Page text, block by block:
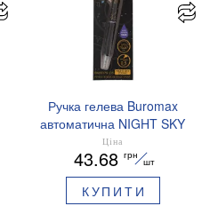
Ручка гелева Buromax
автоматична NIGHT SKY
ZODIAC 0.5 мм
ароматизований грип синє
чорнило BM.8379-01
Ціна
43.68 грн
шт
КУПИТИ